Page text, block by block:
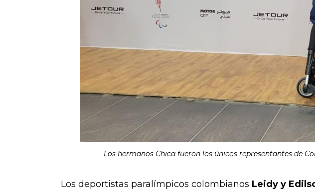
Los hermanos Chica fueron los únicos representantes de
Los deportistas paralímpicos colombianos Leidy y